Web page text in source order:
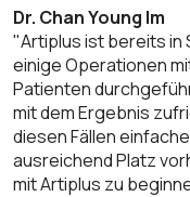
Dr. Chan Young Im
"Artiplus ist bereits in
einige Operationen
Patienten
mit dem Ergebnis
diesen Fällen
ausreichend Platz
mit Artiplus zu